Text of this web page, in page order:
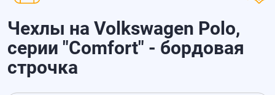
Чехлы на Volkswagen Polo,
серии "Comfort" - бордовая
строчка